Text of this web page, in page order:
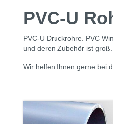
PVC-U
PVC-U Druckrohre, PVC
und deren Zubehör ist
Wir helfen Ihnen gerne bei